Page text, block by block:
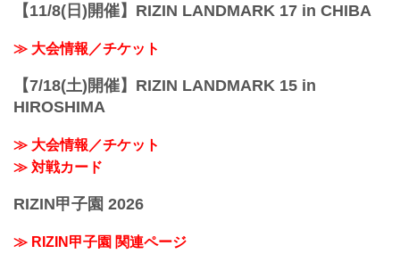
【11/8(日)開催】RIZIN LANDMARK 17 in CHIBA
≫ 大会情報／チケット
【7/18(土)開催】RIZIN LANDMARK 15 in
HIROSHIMA
≫ 大会情報／チケット
≫ 対戦カード
RIZIN甲子園 2026
≫ RIZIN甲子園 関連ページ